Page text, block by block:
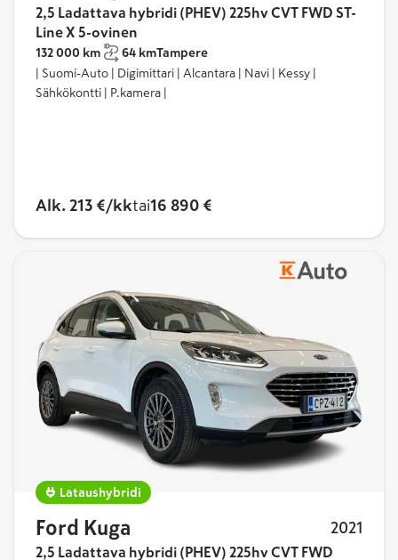
2,5 Ladattava hybridi (PHEV) 225hv CVT FWD ST-
Line X 5-ovinen
132 000 km 64 kmTampere
| Suomi-Auto | Digimittari | Alcantara | Navi | Kessy |
Sähkökontti | P.kamera |
Alk. 213 €/kktai16 890 €
Lataushybridi
Ford Kuga 2021
2,5 Ladattava hybridi (PHEV) 225hv CVT FWD